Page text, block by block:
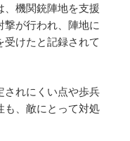
、機関銃陣地を支援
が行われ、陣地に
受けたと記録されて
されにくい点や歩兵
も、敵にとって対処